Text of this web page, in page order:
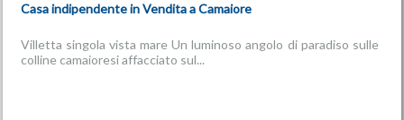
Casa indipendente in Vendita a Camaiore
Villetta singola vista mare Un luminoso angolo di paradiso sulle
colline camaioresi affacciato sul...